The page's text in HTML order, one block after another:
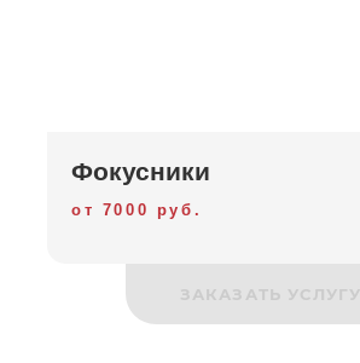
Фокусники
от 7000 руб.
ЗАКАЗАТЬ УСЛУГУ